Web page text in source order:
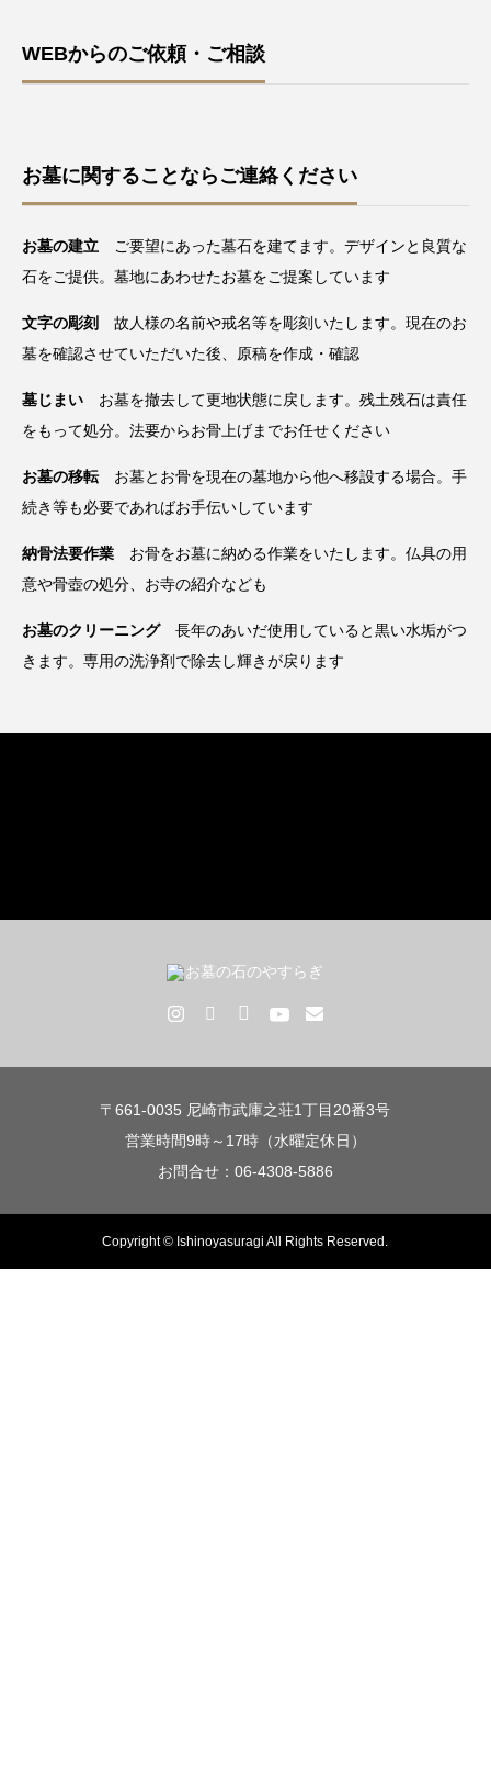
WEBからのご依頼・ご相談
お墓に関することならご連絡ください
お墓の建立 ご要望にあった墓石を建てます。デザインと良質な
石をご提供。墓地にあわせたお墓をご提案しています
文字の彫刻
故人様の名前や戒名等を彫刻いたします。現在のお
墓を確認させていただいた後、原稿を作成・確認
墓じまい お墓を撤去して更地状態に戻します。残土残石は責任
をもって処分。法要からお骨上げまでお任せください
お墓の移転お墓とお骨を現在の墓地から他へ移設する場合。手
続き等も必要であればお手伝いしています
納骨法要作業 お骨をお墓に納める作業をいたします。仏具の用
意や骨壺の処分、お寺の紹介なども
お墓のクリーニング長年のあいだ使用していると黒い水垢がつ
きます。専用の洗浄剤で除去し輝きが戻ります
〒661-0035 尼崎市武庫之荘1丁目20番3号
営業時間9時～17時（水曜定休日）
お問合せ：06-4308-5886
Copyright © Ishinoyasuragi All Rights Reserved.